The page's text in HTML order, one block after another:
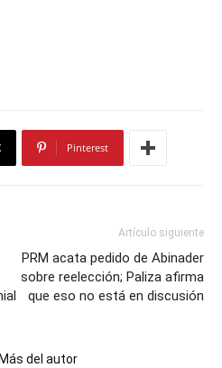
Pinterest
Artículo siguiente
PRM acata pedido de Abinader
sobre reelección; Paliza afirma
que eso no está en discusión
Más del autor